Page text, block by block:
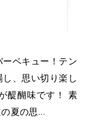
、思い切り楽し
醍醐味です！ 素
夏の思…